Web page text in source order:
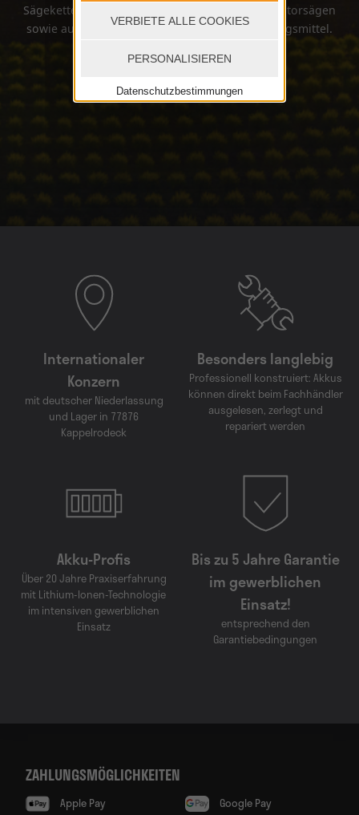
VERBIETE ALLE COOKIES
PERSONALISIEREN
Datenschutzbestimmungen
Sägeketten für die elektrischen Entaster und Motorsägen
sowie auch diverse Schmierstoffe und Reinigungsmittel.
Internationaler
Konzern
mit deutscher Niederlassung
und Lager in 77876
Kappelrodeck
Akku-Profis
Über 20 Jahre Praxiserfahrung
mit Lithium-Ionen-Technologie
im intensiven gewerblichen
Einsatz
Besonders langlebig
Professionell konstruiert: Akkus
können direkt beim Fachhändler
ausgelesen, zerlegt und
repariert werden
Bis zu 5 Jahre Garantie
im gewerblichen
Einsatz!
entsprechend den
Garantiebedingungen
ZAHLUNGSMÖGLICHKEITEN
Apple Pay
Google Pay